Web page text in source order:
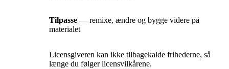
Tilpasse — remixe, ændre og bygge videre på
materialet
Licensgiveren kan ikke tilbagekalde frihederne, så
længe du følger licensvilkårene.